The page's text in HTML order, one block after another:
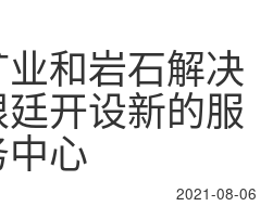
和岩石解决
开设新的服
心
2021-08-06